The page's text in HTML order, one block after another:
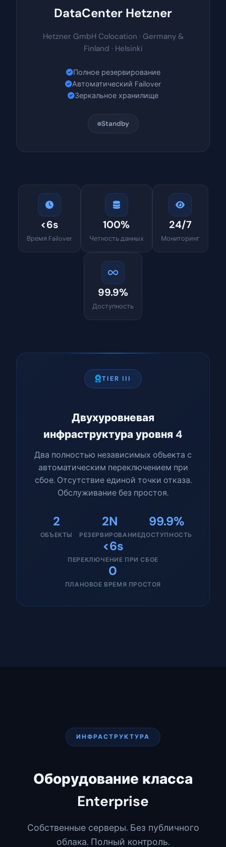
DataCenter Hetzner
Hetzner GmbH Colocation · Germany &
Finland · Helsinki
Полное резервирование
Автоматический Failover
Зеркальное хранилище
Standby
<6s
Время Failover
100%
Четность данных
24/7
Мониторинг
99.9%
Доступность
TIER III
Двухуровневая
инфраструктура уровня 4
Два полностью независимых объекта с
автоматическим переключением при
сбое. Отсутствие единой точки отказа.
Обслуживание без простоя.
2
ОБЪЕКТЫ
2N
РЕЗЕРВИРОВАНИЕ
99.9%
ДОСТУПНОСТЬ
<6s
ПЕРЕКЛЮЧЕНИЕ ПРИ СБОЕ
0
ПЛАНОВОЕ ВРЕМЯ ПРОСТОЯ
ИНФРАСТРУКТУРА
Оборудование класса
Enterprise
Собственные серверы. Без публичного
облака. Полный контроль.